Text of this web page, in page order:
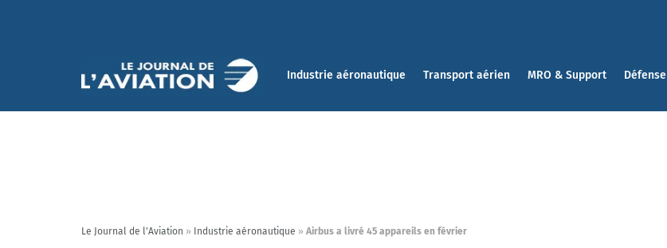
Industrie aéronautique Transport aérien MRO & Support Défense
Le Journal de l'Aviation » Industrie aéronautique » Airbus a livré 45 appareils en février